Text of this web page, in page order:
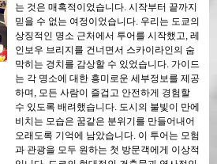
는 것은 매혹적이었습니다. 시작부터 끝까지
믿을 수 없는 여정이었습니다. 우리는 도쿄의
상징적인 명소 근처에서 투어를 시작했고, 레
인보우 브리지를 건너면서 스카이라인의 숨
막히는 경치를 감상할 수 있었습니다. 가이드
는 각 명소에 대한 흥미로운 세부정보를 제공
하며, 모든 사람이 즐겁고 안전하게 경험할
수 있도록 배려했습니다. 도시의 불빛이 만에
비치는 모습은 꿈같은 분위기를 만들어내어
오래도록 기억에 남았습니다. 이 투어는 모험
과 관광을 모두 원하는 첫 방문객에게 이상적